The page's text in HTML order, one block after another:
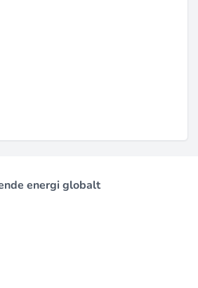
energi globalt